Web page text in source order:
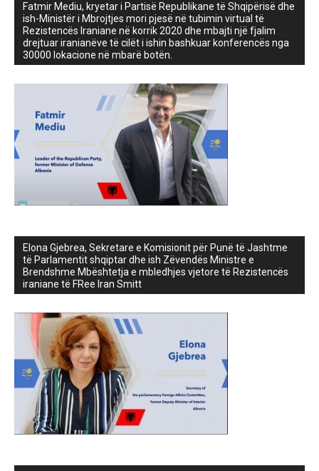
Fatmir Mediu, kryetar i Partisë Republikane të Shqipërisë dhe
ish-Ministër i Mbrojtjes mori pjesë në tubimin virtual të
Rezistencës Iraniane në korrik 2020 dhe mbajti një fjalim
drejtuar iranianëve të cilët i ishin bashkuar konferencës nga
30000 lokacione në mbarë botën.
Elona Gjebrea, Sekretare e Komisionit për Punë të Jashtme
të Parlamentit shqiptar dhe ish Zëvendës Ministre e
Brendshme Mbështetja e mbledhjes vjetore të Rezistencës
iraniane të FRee Iran Smitt